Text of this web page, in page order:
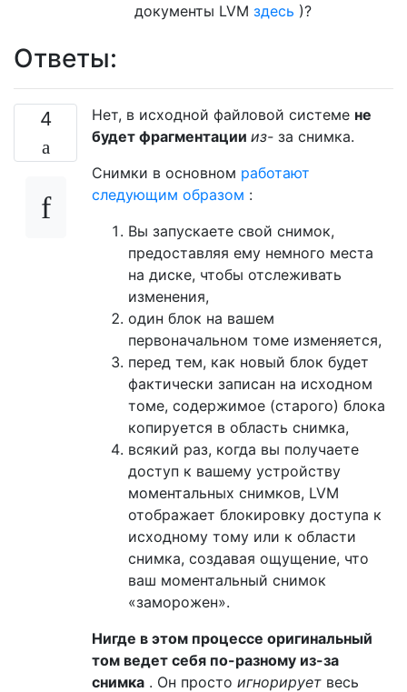
документы LVM здесь )?
Ответы:
4 Нет, в исходной файловой системе не
будет фрагментации из- за снимка.
Снимки в основном работают
следующим образом :
Вы запускаете свой снимок,
предоставляя ему немного места
на диске, чтобы отслеживать
изменения,
один блок на вашем
первоначальном томе изменяется,
перед тем, как новый блок будет
фактически записан на исходном
томе, содержимое (старого) блока
копируется в область снимка,
всякий раз, когда вы получаете
доступ к вашему устройству
моментальных снимков, LVM
отображает блокировку доступа к
исходному тому или к области
снимка, создавая ощущение, что
ваш моментальный снимок
«заморожен».
Нигде в этом процессе оригинальный
том ведет себя по-разному из-за
снимка . Он просто игнорирует весь